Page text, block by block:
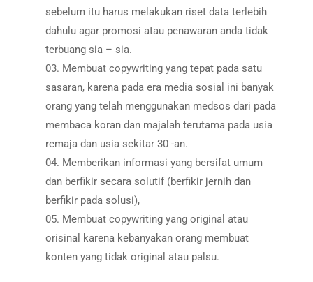
sebelum itu harus melakukan riset data terlebih
dahulu agar promosi atau penawaran anda tidak
terbuang sia – sia.
Membuat copywriting yang tepat pada satu
sasaran, karena pada era media sosial ini banyak
orang yang telah menggunakan medsos dari pada
membaca koran dan majalah terutama pada usia
remaja dan usia sekitar 30 -an.
Memberikan informasi yang bersifat umum
dan berfikir secara solutif (berfikir jernih dan
berfikir pada solusi),
Membuat copywriting yang original atau
orisinal karena kebanyakan orang membuat
konten yang tidak original atau palsu.